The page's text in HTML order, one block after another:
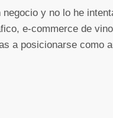
y no lo he
e-commerce de
a posicionarse como